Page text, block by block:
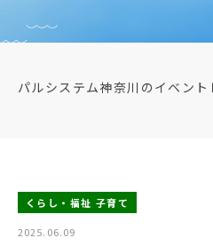
パルシステム神奈川のイベント
くらし・福祉 子育て
2025.06.09